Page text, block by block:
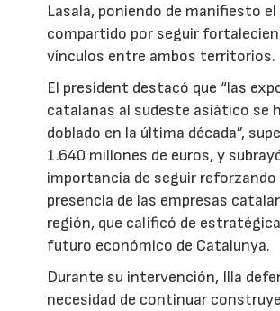
Lasala, poniendo de manifiesto
compartido por seguir
vínculos entre ambos territorios.
El president destacó que “las
catalanas al sudeste asiático se
doblado en la última década”,
1.640 millones de euros, y
importancia de seguir reforzando
presencia de las empresas
región, que calificó de
futuro económico de Catalunya.
Durante su intervención, Illa
necesidad de continuar